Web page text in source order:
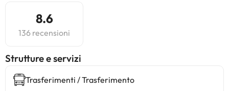
8.6
136 recensioni
​Strutture e servizi
Trasferimenti / Trasferimento